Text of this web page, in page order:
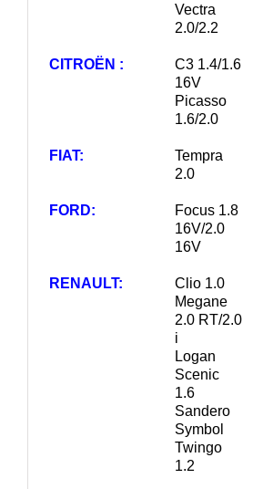
Vectra
2.0/2.2
CITROËN :
C3 1.4/1.6
16V
Picasso
1.6/2.0
FIAT:
Tempra
2.0
FORD:
Focus 1.8
16V/2.0
16V
RENAULT:
Clio 1.0
Megane
2.0 RT/2.0
i
Logan
Scenic
1.6
Sandero
Symbol
Twingo
1.2